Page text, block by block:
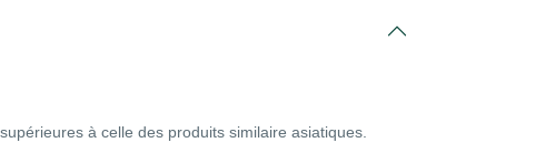
à celle des produits similaire asiatiques.